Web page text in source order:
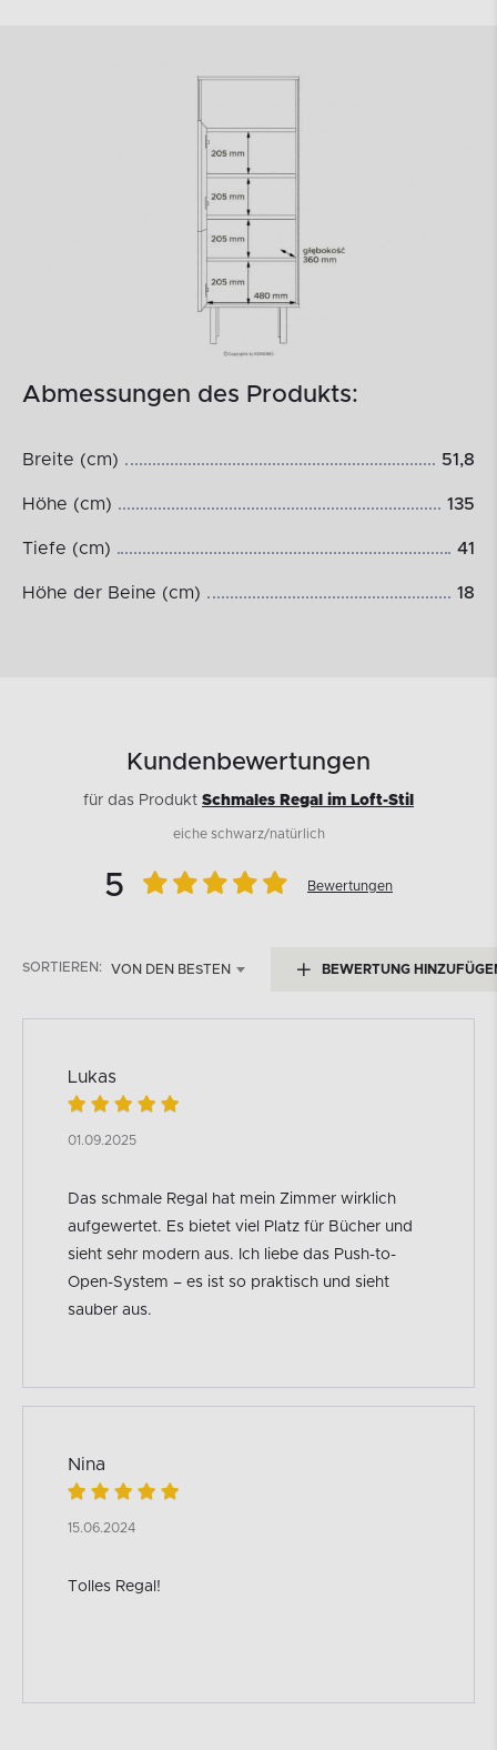
Abmessungen des Produkts:
Breite (cm) 51,8
Höhe (cm) 135
Tiefe (cm) 41
Höhe der Beine (cm) 18
Kundenbewertungen
für das Produkt Schmales Regal im Loft-Stil
eiche schwarz/natürlich
5 Bewertungen
SORTIEREN: VON DEN BESTEN BEWERTUNG
Lukas
01.09.2025
Das schmale Regal hat mein Zimmer wirklich
aufgewertet. Es bietet viel Platz für Bücher und
sieht sehr modern aus. Ich liebe das Push-to-
Open-System – es ist so praktisch und sieht
sauber aus.
Nina
15.06.2024
Tolles Regal!